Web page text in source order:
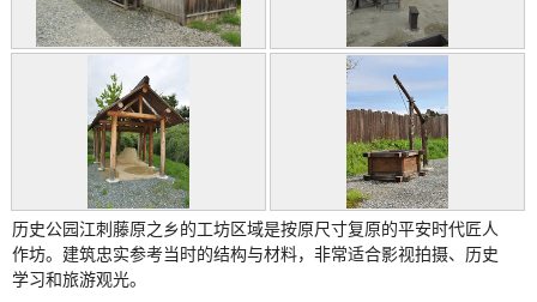
历史公园江刺藤原之乡的工坊区域是按原尺寸复原的平安时代匠人
作坊。建筑忠实参考当时的结构与材料，非常适合影视拍摄、历史
学习和旅游观光。